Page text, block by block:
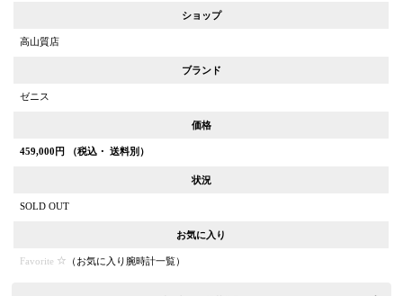
ショップ
高山質店
ブランド
ゼニス
価格
459,000 円 （税込・ 送料別）
状況
SOLD OUT
お気に入り
Favorite （お気に入り腕時計一覧）